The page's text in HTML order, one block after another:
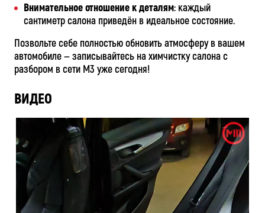
Внимательное отношение к деталям: каждый
сантиметр салона приведён в идеальное состояние.
Позвольте себе полностью обновить атмосферу в вашем
автомобиле — записывайтесь на химчистку салона с
разбором в сети М3 уже сегодня!
ВИДЕО